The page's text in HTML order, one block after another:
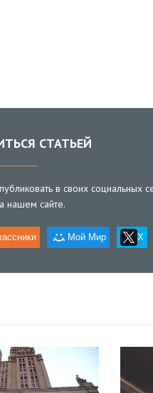
СТАТЬЕЙ
в своих социальных
нашем сайте.
Мой Мир X